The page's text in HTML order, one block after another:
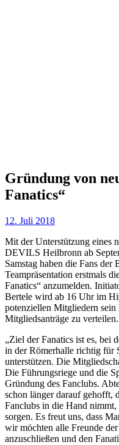
Gründung von
Fanatics“
12. Juli 2018
Mit der Unterstützung eines
DEVILS Heilbronn ab
Samstag haben die Fans
Teampräsentation erstmals
Fanatics“ anzumelden.
Bertele wird ab 16 Uhr im
potenziellen Mitgliedern
Mitgliedsanträge zu verteilen.
„Ziel der Fanatics ist es,
in der Römerhalle richtig für
unterstützen. Die
Die Führungsriege und die
Gründung des Fanclubs.
schon länger darauf gehofft,
Fanclubs in die Hand
sorgen. Es freut uns, dass
wir möchten alle Freunde
anzuschließen und den